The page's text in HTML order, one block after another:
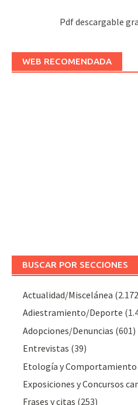
Pdf descargable
WEB RECOMENDADA
BUSCAR POR SECCIONES
Actualidad/Miscelánea
Adiestramiento/Deporte
Adopciones/Denuncias (601)
Entrevistas (39)
Etología y Comportamiento
Exposiciones y Concursos
Frases y citas (253)